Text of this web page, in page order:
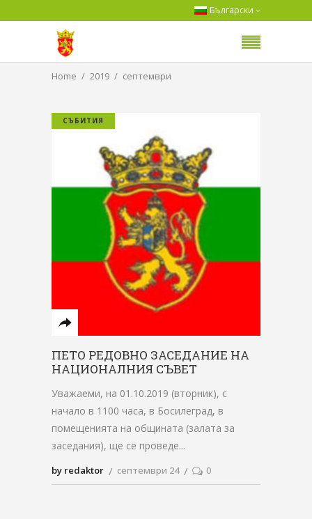
Български
Home 2019 септември
СЪБИТИЯ
ПЕТО РЕДОВНО ЗАСЕДАНИЕ НА
НАЦИОНАЛНИЯ СЪВЕТ
Уважаеми, на 01.10.2019 (вторник), с
начало в 1100 часа, в Босилеград, в
помещенията на общината (залата за
заседания), ще се проведе
by redaktor септември 24 0